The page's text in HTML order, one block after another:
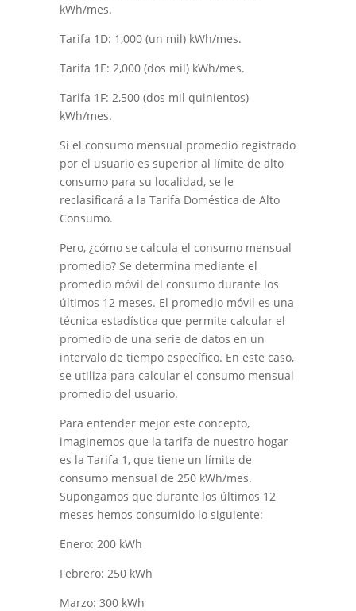
kWh/mes.
Tarifa 1D: 1,000 (un mil) kWh/mes.
Tarifa 1E: 2,000 (dos mil) kWh/mes.
Tarifa 1F: 2,500 (dos mil quinientos)
kWh/mes.
Si el consumo mensual promedio registrado
por el usuario es superior al límite de alto
consumo para su localidad, se le
reclasificará a la Tarifa Doméstica de Alto
Consumo.
Pero, ¿cómo se calcula el consumo mensual
promedio? Se determina mediante el
promedio móvil del consumo durante los
últimos 12 meses. El promedio móvil es una
técnica estadística que permite calcular el
promedio de una serie de datos en un
intervalo de tiempo específico. En este caso,
se utiliza para calcular el consumo mensual
promedio del usuario.
Para entender mejor este concepto,
imaginemos que la tarifa de nuestro hogar
es la Tarifa 1, que tiene un límite de
consumo mensual de 250 kWh/mes.
Supongamos que durante los últimos 12
meses hemos consumido lo siguiente:
Enero: 200 kWh
Febrero: 250 kWh
Marzo: 300 kWh